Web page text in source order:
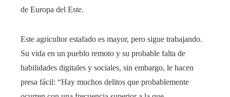
de Europa del Este.
Este agricultor estafado es mayor, pero sigue trabajando.
Su vida en un pueblo remoto y su probable falta de
habilidades digitales y sociales, sin embargo, le hacen
presa fácil: “Hay muchos delitos que probablemente